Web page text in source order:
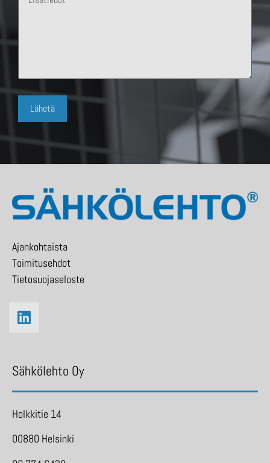
Ajankohtaista
Toimitusehdot
Tietosuojaseloste
Sähkölehto Oy
Holkkitie 14
00880 Helsinki